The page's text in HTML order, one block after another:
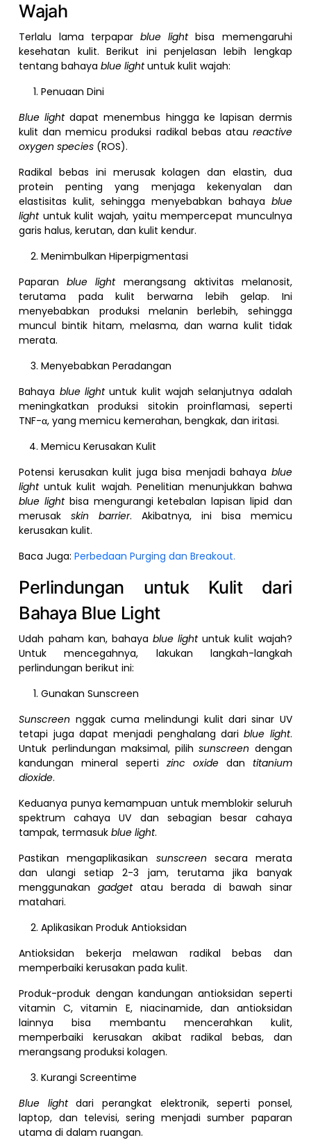
Wajah
Terlalu lama terpapar blue lightbisa memengaruhi
kesehatan kulit. Berikut ini penjelasan lebih lengkap
tentang bahaya blue lightuntuk kulit wajah:
Penuaan Dini
Blue lightdapat menembus hingga ke lapisan dermis
kulit dan memicu produksi radikal bebas atau reactive
oxygen species (ROS).
Radikal bebas ini merusak kolagen dan elastin, dua
protein penting yang menjaga kekenyalan dan
elastisitas kulit, sehingga menyebabkan bahaya blue
lightuntuk kulit wajah, yaitu mempercepat munculnya
garis halus, kerutan, dan kulit kendur.
Menimbulkan Hiperpigmentasi
Paparanblue light merangsang aktivitas melanosit,
terutama pada kulit berwarna lebih gelap. Ini
menyebabkan produksi melanin berlebih, sehingga
muncul bintik hitam, melasma, dan warna kulit tidak
merata.
Menyebabkan Peradangan
Bahaya blue lightuntuk kulit wajah selanjutnya adalah
meningkatkan produksi sitokin proinflamasi, seperti
TNF-α, yang memicu kemerahan, bengkak, dan iritasi.
Memicu Kerusakan Kulit
Potensi kerusakan kulit juga bisa menjadi bahaya blue
lightuntuk kulit wajah. Penelitian menunjukkan bahwa
blue light bisa mengurangi ketebalan lapisan lipid dan
merusakskin barrier. Akibatnya, ini bisa memicu
kerusakan kulit.
Baca Juga:Perbedaan Purging dan Breakout.
Perlindungan untuk Kulit dari
Bahaya Blue Light
Udah paham kan, bahaya blue lightuntuk kulit wajah?
Untuk mencegahnya, lakukan langkah-langkah
perlindungan berikut ini:
Gunakan Sunscreen
Sunscreen nggak cuma melindungi kulit dari sinar UV
tetapi juga dapat menjadi penghalang dariblue light.
Untuk perlindungan maksimal, pilihsunscreen dengan
kandungan mineral seperti zinc oxidedan titanium
dioxide.
Keduanya punya kemampuan untuk memblokir seluruh
spektrum cahaya UV dan sebagian besar cahaya
tampak, termasukblue light.
Pastikan mengaplikasikan sunscreen secara merata
dan ulangi setiap 2-3 jam, terutama jika banyak
menggunakangadgetatau berada di bawah sinar
matahari.
Aplikasikan Produk Antioksidan
Antioksidan bekerja melawan radikal bebas dan
memperbaiki kerusakan pada kulit.
Produk-produk dengan kandungan antioksidan seperti
vitamin C, vitamin E, niacinamide, dan antioksidan
lainnya bisa membantu mencerahkan kulit,
memperbaiki kerusakan akibat radikal bebas, dan
merangsang produksi kolagen.
Kurangi Screentime
Blue lightdari perangkat elektronik, seperti ponsel,
laptop, dan televisi, sering menjadi sumber paparan
utama di dalam ruangan.